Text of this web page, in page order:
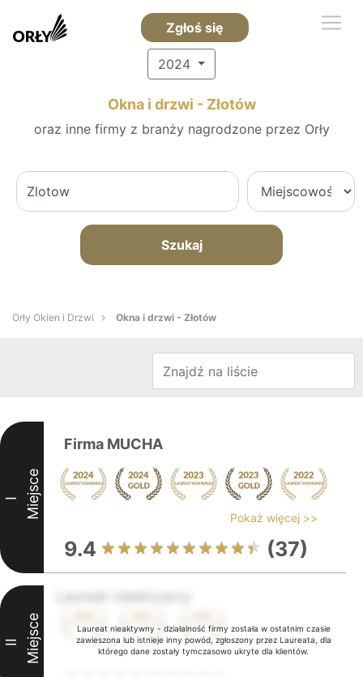
Zgłoś się
2024
Okna i drzwi - Złotów
oraz inne firmy z branży nagrodzone przez Orły
Szukaj
Orły Okien i Drzwi Okna i drzwi - Złotów
I Miejsce
Firma MUCHA
Pokaż więcej >>
9.4 (37)
Laureat nieaktywny - działalność firmy została w ostatnim czasie
zawieszona lub istnieje inny powód, zgłoszony przez Laureata, dla
którego dane zostały tymczasowo ukryte dla klientów.
II Miejsce